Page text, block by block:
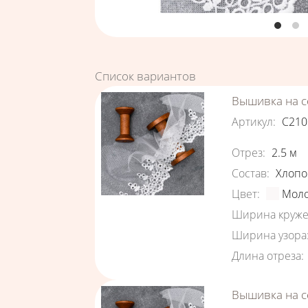
Список вариантов
Вышивка на
Артикул: С210
Отрез: 2.5 м
Состав:
Цвет:
Ширина
Ширина узора
Длина отреза:
Вышивка на